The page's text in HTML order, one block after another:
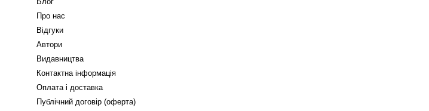
Про нас
Відгуки
Автори
Видавництва
Контактна інформація
Оплата і доставка
Публічний договір (оферта)